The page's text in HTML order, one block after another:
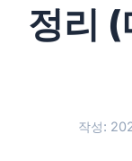
정리 (
작성: